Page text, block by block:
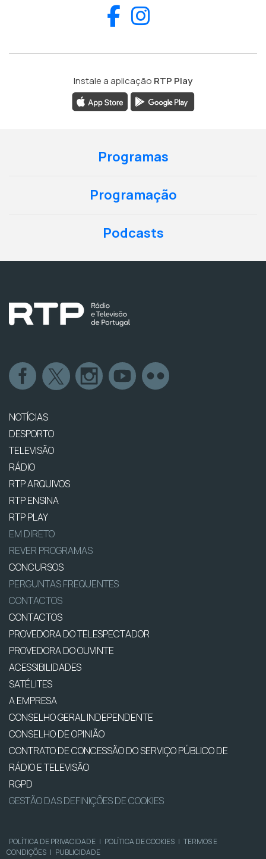
Facebook
Instale a aplicação RTP Play
Programas
Programação
Podcasts
NOTÍCIAS
DESPORTO
TELEVISÃO
RÁDIO
RTP ARQUIVOS
RTP ENSINA
RTP PLAY
EM DIRETO
REVER PROGRAMAS
CONCURSOS
PERGUNTAS FREQUENTES
CONTACTOS
CONTACTOS
PROVEDORA DO TELESPECTADOR
PROVEDORA DO OUVINTE
ACESSIBILIDADES
SATÉLITES
A EMPRESA
CONSELHO GERAL INDEPENDENTE
CONSELHO DE OPINIÃO
CONTRATO DE CONCESSÃO DO SERVIÇO PÚBLICO DE
RÁDIO E TELEVISÃO
RGPD
GESTÃO DAS DEFINIÇÕES DE COOKIES
POLÍTICA DE PRIVACIDADE | POLÍTICA DE COOKIES | TERMOS E
CONDIÇÕES | PUBLICIDADE